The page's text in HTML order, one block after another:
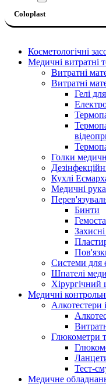
Coloplast
Косметологічні
Медичні витратні
Витратні
Витратні
Гелі
Голки
Кухлі
Медичні
Бинти
Системи для
Шпателі
Хірургічний
Медичні
Алкотестери
Глюкометри
Тест-
Медичне